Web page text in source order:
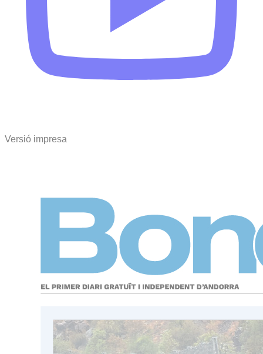
Versió impresa